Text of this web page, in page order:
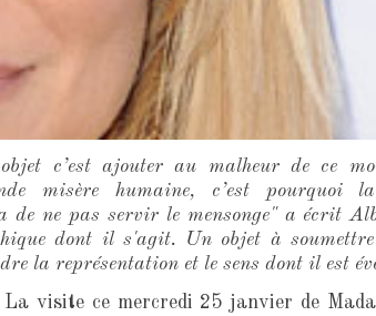
c’est ajouter au malheur de ce
misère humaine, c’est pourquoi
de ne pas servir le mensonge" a écrit
dont il s'agit. Un objet à
la représentation et le sens dont il est
La visite ce mercredi 25 janvier de